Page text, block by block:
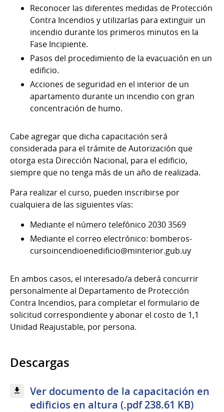
Reconocer las diferentes medidas de Protección
Contra Incendios y utilizarlas para extinguir un
incendio durante los primeros minutos en la
Fase Incipiente.
Pasos del procedimiento de la evacuación en un
edificio.
Acciones de seguridad en el interior de un
apartamento durante un incendio con gran
concentración de humo.
Cabe agregar que dicha capacitación será
considerada para el trámite de Autorización que
otorga esta Dirección Nacional, para el edificio,
siempre que no tenga más de un año de realizada.
Para realizar el curso, pueden inscribirse por
cualquiera de las siguientes vías:
Mediante el número telefónico 2030 3569
Mediante el correo electrónico: bomberos-
cursoincendioenedificio@minterior.gub.uy
En ambos casos, el interesado/a deberá concurrir
personalmente al Departamento de Protección
Contra Incendios, para completar el formulario de
solicitud correspondiente y abonar el costo de 1,1
Unidad Reajustable, por persona.
Descargas
Ver documento de la capacitación en
edificios en altura (.pdf 238.61 KB)